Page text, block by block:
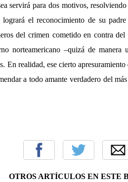
servirá para dos motivos,
el reconocimiento de su
del crimen cometido en contra
norteamericano –quizá de manera
En realidad, ese cierto
a todo amante verdadero del
OTROS ARTÍCULOS EN ESTE